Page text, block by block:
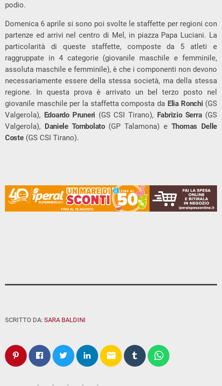
podio.
Domenica 6 aprile si sono poi svolte le staffette per regioni con
partenze ed arrivi nel centro di Mel, in piazza Papa Luciani. La
particolarità di queste staffette, composte da 5 atleti e
raggruppate in 4 categorie (giovanile maschile e femminile,
assoluta maschile e femminile), è che i componenti non devono
necessariamente essere della stessa società, ma della stessa
regione. In questa prova è arrivato un bel terzo posto nel
giovanile maschile per la staffetta composta da Elia Ronchi (GS
Valgerola), Edoardo Pruneri (GS CSI Tirano), Fabrizio Serra(GS
Valgerola), Daniele Tombolato (GP Talamona) e Thomas Delle
Coste(GS CSI Tirano).
SCRITTO DA: SARA BALDINI
email